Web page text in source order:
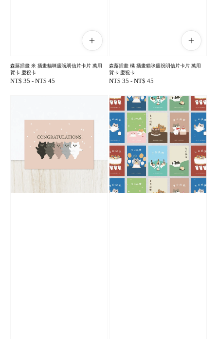
森蕗插畫 米 插畫貓咪慶祝明信片卡片 萬用
賀卡 慶祝卡
Regular
NT$ 35 - NT$ 45
森蕗插畫 橘 插畫貓咪慶祝明信片卡片 萬用
賀卡 慶祝卡
Regular
NT$ 35 - NT$ 45